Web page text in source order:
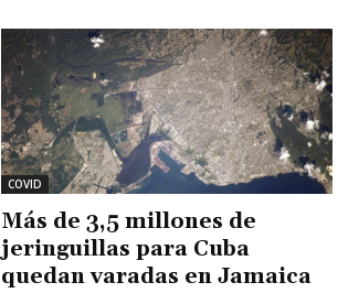
COVID
Más de 3,5 millones de
jeringuillas para Cuba
quedan varadas en Jamaica